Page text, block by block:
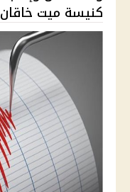
كنيسة ميت